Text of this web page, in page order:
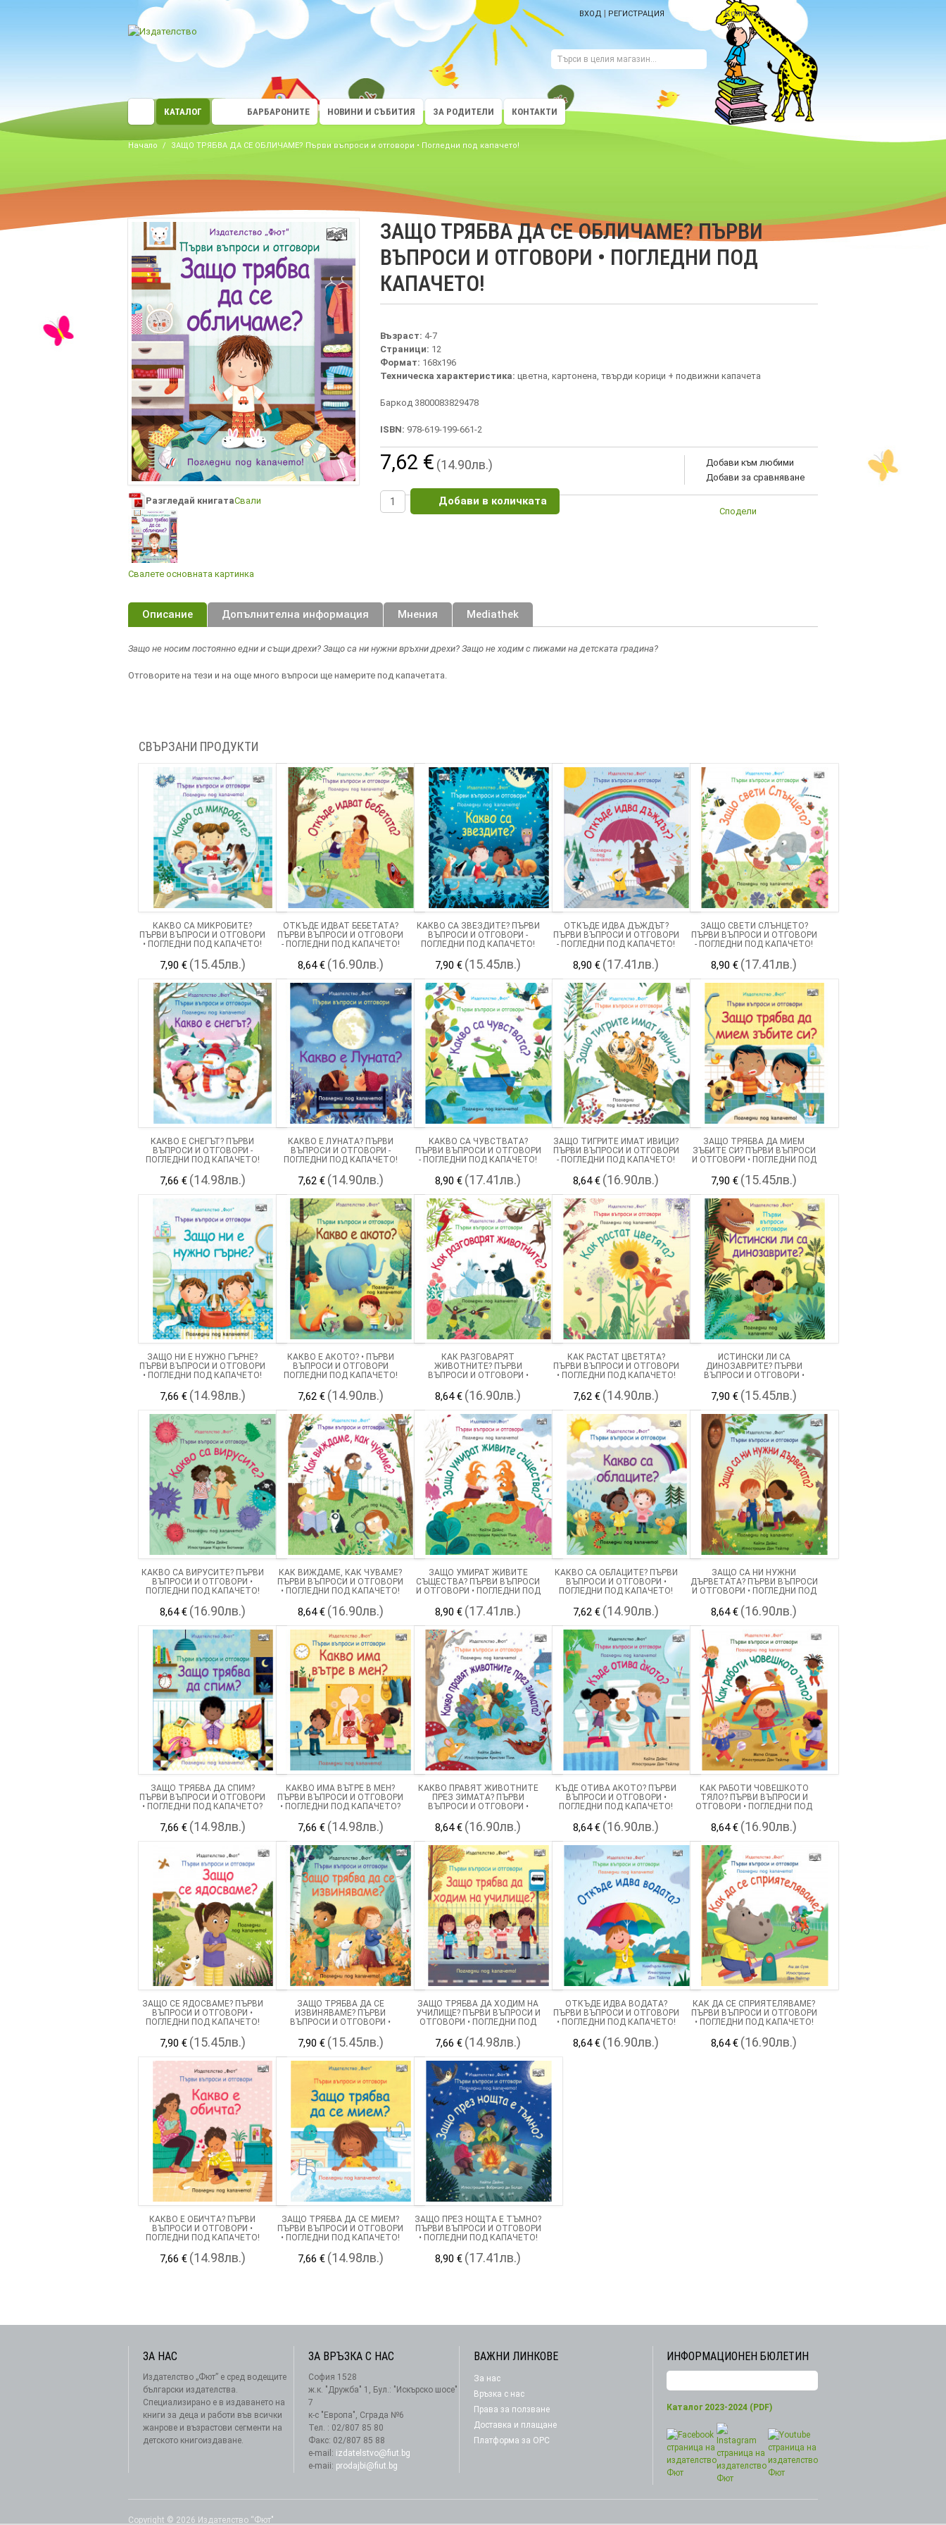
ВХОД | РЕГИСТРАЦИЯ Количка
КАТАЛОГ БАРБАРОНИТЕ НОВИНИ И СЪБИТИЯ ЗА РОДИТЕЛИ КОНТАКТИ
Начало / ЗАЩО ТРЯБВА ДА СЕ ОБЛИЧАМЕ? Първи въпроси и отговори • Погледни под капачето!
ЗАЩО ТРЯБВА ДА СЕ ОБЛИЧАМЕ? ПЪРВИ
ВЪПРОСИ И ОТГОВОРИ • ПОГЛЕДНИ ПОД
КАПАЧЕТО!
Разгледай книгатаСвали
Свалете основната картинка
Възраст: 4-7
Страници: 12
Формат: 168х196
Техническа характеристика: цветна, картонена, твърди корици + подвижни капачета
Баркод 3800083829478
ISBN: 978-619-199-661-2
Добави към любими
Добави за сравняване
7,62 € (14.90лв.)
Добави в количката
Сподели
Описание Допълнителна информация Мнения Mediathek
Защо не носим постоянно едни и същи дрехи? Защо са ни нужни връхни дрехи? Защо не ходим с пижами на детската градина?
Отговорите на тези и на още много въпроси ще намерите под капачетата.
СВЪРЗАНИ ПРОДУКТИ
КАКВО СА МИКРОБИТЕ?
ПЪРВИ ВЪПРОСИ И ОТГОВОРИ
• ПОГЛЕДНИ ПОД КАПАЧЕТО!
7,90 € (15.45лв.)
ОТКЪДЕ ИДВАТ БЕБЕТАТА?
ПЪРВИ ВЪПРОСИ И ОТГОВОРИ
- ПОГЛЕДНИ ПОД КАПАЧЕТО!
8,64 € (16.90лв.)
КАКВО СА ЗВЕЗДИТЕ? ПЪРВИ
ВЪПРОСИ И ОТГОВОРИ -
ПОГЛЕДНИ ПОД КАПАЧЕТО!
7,90 € (15.45лв.)
ОТКЪДЕ ИДВА ДЪЖДЪТ?
ПЪРВИ ВЪПРОСИ И ОТГОВОРИ
- ПОГЛЕДНИ ПОД КАПАЧЕТО!
8,90 € (17.41лв.)
ЗАЩО СВЕТИ СЛЪНЦЕТО?
ПЪРВИ ВЪПРОСИ И ОТГОВОРИ
- ПОГЛЕДНИ ПОД КАПАЧЕТО!
8,90 € (17.41лв.)
КАКВО Е СНЕГЪТ? ПЪРВИ
ВЪПРОСИ И ОТГОВОРИ -
ПОГЛЕДНИ ПОД КАПАЧЕТО!
7,66 € (14.98лв.)
КАКВО Е ЛУНАТА? ПЪРВИ
ВЪПРОСИ И ОТГОВОРИ -
ПОГЛЕДНИ ПОД КАПАЧЕТО!
7,62 € (14.90лв.)
КАКВО СА ЧУВСТВАТА?
ПЪРВИ ВЪПРОСИ И ОТГОВОРИ
- ПОГЛЕДНИ ПОД КАПАЧЕТО!
8,90 € (17.41лв.)
ЗАЩО ТИГРИТЕ ИМАТ ИВИЦИ?
ПЪРВИ ВЪПРОСИ И ОТГОВОРИ
- ПОГЛЕДНИ ПОД КАПАЧЕТО!
8,64 € (16.90лв.)
ЗАЩО ТРЯБВА ДА МИЕМ
ЗЪБИТЕ СИ? ПЪРВИ ВЪПРОСИ
И ОТГОВОРИ • ПОГЛЕДНИ ПОД
7,90 € (15.45лв.)
ЗАЩО НИ Е НУЖНО ГЪРНЕ?
ПЪРВИ ВЪПРОСИ И ОТГОВОРИ
• ПОГЛЕДНИ ПОД КАПАЧЕТО!
7,66 € (14.98лв.)
КАКВО Е АКОТО? • ПЪРВИ
ВЪПРОСИ И ОТГОВОРИ
ПОГЛЕДНИ ПОД КАПАЧЕТО!
7,62 € (14.90лв.)
КАК РАЗГОВАРЯТ
ЖИВОТНИТЕ? ПЪРВИ
ВЪПРОСИ И ОТГОВОРИ •
8,64 € (16.90лв.)
КАК РАСТАТ ЦВЕТЯТА?
ПЪРВИ ВЪПРОСИ И ОТГОВОРИ
• ПОГЛЕДНИ ПОД КАПАЧЕТО!
7,62 € (14.90лв.)
ИСТИНСКИ ЛИ СА
ДИНОЗАВРИТЕ? ПЪРВИ
ВЪПРОСИ И ОТГОВОРИ •
7,90 € (15.45лв.)
КАКВО СА ВИРУСИТЕ? ПЪРВИ
ВЪПРОСИ И ОТГОВОРИ •
ПОГЛЕДНИ ПОД КАПАЧЕТО!
8,64 € (16.90лв.)
КАК ВИЖДАМЕ, КАК ЧУВАМЕ?
ПЪРВИ ВЪПРОСИ И ОТГОВОРИ
• ПОГЛЕДНИ ПОД КАПАЧЕТО!
8,64 € (16.90лв.)
ЗАЩО УМИРАТ ЖИВИТЕ
СЪЩЕСТВА? ПЪРВИ ВЪПРОСИ
И ОТГОВОРИ • ПОГЛЕДНИ ПОД
8,90 € (17.41лв.)
КАКВО СА ОБЛАЦИТЕ? ПЪРВИ
ВЪПРОСИ И ОТГОВОРИ •
ПОГЛЕДНИ ПОД КАПАЧЕТО!
7,62 € (14.90лв.)
ЗАЩО СА НИ НУЖНИ
ДЪРВЕТАТА? ПЪРВИ ВЪПРОСИ
И ОТГОВОРИ • ПОГЛЕДНИ ПОД
8,64 € (16.90лв.)
ЗАЩО ТРЯБВА ДА СПИМ?
ПЪРВИ ВЪПРОСИ И ОТГОВОРИ
• ПОГЛЕДНИ ПОД КАПАЧЕТО?
7,66 € (14.98лв.)
КАКВО ИМА ВЪТРЕ В МЕН?
ПЪРВИ ВЪПРОСИ И ОТГОВОРИ
• ПОГЛЕДНИ ПОД КАПАЧЕТО?
7,66 € (14.98лв.)
КАКВО ПРАВЯТ ЖИВОТНИТЕ
ПРЕЗ ЗИМАТА? ПЪРВИ
ВЪПРОСИ И ОТГОВОРИ •
8,64 € (16.90лв.)
КЪДЕ ОТИВА АКОТО? ПЪРВИ
ВЪПРОСИ И ОТГОВОРИ •
ПОГЛЕДНИ ПОД КАПАЧЕТО!
8,64 € (16.90лв.)
КАК РАБОТИ ЧОВЕШКОТО
ТЯЛО? ПЪРВИ ВЪПРОСИ И
ОТГОВОРИ • ПОГЛЕДНИ ПОД
8,64 € (16.90лв.)
ЗАЩО СЕ ЯДОСВАМЕ? ПЪРВИ
ВЪПРОСИ И ОТГОВОРИ •
ПОГЛЕДНИ ПОД КАПАЧЕТО!
7,90 € (15.45лв.)
ЗАЩО ТРЯБВА ДА СЕ
ИЗВИНЯВАМЕ? ПЪРВИ
ВЪПРОСИ И ОТГОВОРИ •
7,90 € (15.45лв.)
ЗАЩО ТРЯБВА ДА ХОДИМ НА
УЧИЛИЩЕ? ПЪРВИ ВЪПРОСИ И
ОТГОВОРИ • ПОГЛЕДНИ ПОД
7,66 € (14.98лв.)
ОТКЪДЕ ИДВА ВОДАТА?
ПЪРВИ ВЪПРОСИ И ОТГОВОРИ
• ПОГЛЕДНИ ПОД КАПАЧЕТО!
8,64 € (16.90лв.)
КАК ДА СЕ СПРИЯТЕЛЯВАМЕ?
ПЪРВИ ВЪПРОСИ И ОТГОВОРИ
• ПОГЛЕДНИ ПОД КАПАЧЕТО!
8,64 € (16.90лв.)
КАКВО Е ОБИЧТА? ПЪРВИ
ВЪПРОСИ И ОТГОВОРИ •
ПОГЛЕДНИ ПОД КАПАЧЕТО!
7,66 € (14.98лв.)
ЗАЩО ТРЯБВА ДА СЕ МИЕМ?
ПЪРВИ ВЪПРОСИ И ОТГОВОРИ
• ПОГЛЕДНИ ПОД КАПАЧЕТО!
7,66 € (14.98лв.)
ЗАЩО ПРЕЗ НОЩТА Е ТЪМНО?
ПЪРВИ ВЪПРОСИ И ОТГОВОРИ
• ПОГЛЕДНИ ПОД КАПАЧЕТО!
8,90 € (17.41лв.)
ИНФОРМАЦИОНЕН БЮЛЕТИН
АБОНАМЕНТ
Каталог 2023-2024 (PDF)
ЗА НАС
Издателство „Фют” е сред водещите
български издателства.
Специализирано е в издаването на
книги за деца и работи във всички
жанрове и възрастови сегменти на
детското книгоиздаване.
ЗА ВРЪЗКА С НАС
София 1528
ж.к. "Дружба" 1, Бул.: "Искърско шосе"
7
к-с "Европа", Сграда №6
Тел. : 02/807 85 80
Факс: 02/807 85 88
e-mail: izdatelstvo@fiut.bg
e-maii: prodajbi@fiut.bg
ВАЖНИ ЛИНКОВЕ
За нас
Връзка с нас
Права за ползване
Доставка и плащане
Платформа за ОРС
Copyright © 2026 Издателство “Фют"